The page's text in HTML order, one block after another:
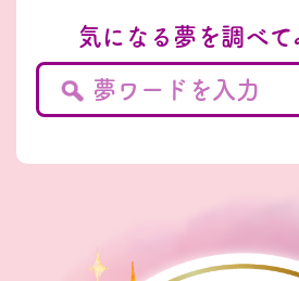
気になる夢を調べて